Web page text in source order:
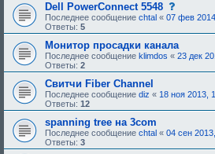
Dell PowerConnect 5548
о
о
б
е
н
и
т
р
у
Последнее сообщение chtal « 07 фев
Ответы: 5
Монитор просадки канала
Последнее сообщение klimdos « 23 дек
Ответы: 2
Свитчи Fiber Channel
Последнее сообщение diz « 18 ноя 2013,
Ответы: 12
spanning tree на 3com
Последнее сообщение chtal « 04 сен
Ответы: 3